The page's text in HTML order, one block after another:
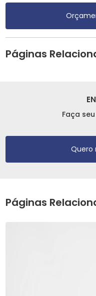
Páginas
Faça
Quero
Páginas